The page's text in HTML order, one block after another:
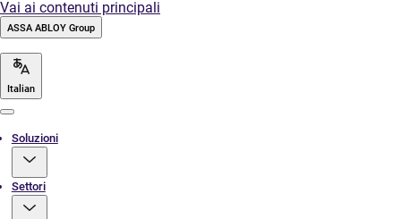
Vai ai contenuti principali
ASSA ABLOY Group
Italian
Soluzioni
Settori